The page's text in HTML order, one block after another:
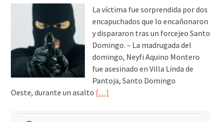
La víctima fue sorprendida por dos
encapuchados que lo encañonaron
y dispararon tras un forcejeo Santo
Domingo. – La madrugada del
domingo, Neyfi Aquino Montero
fue asesinado en Villa Linda de
Pantoja, Santo Domingo
Oeste, durante un asalto […]